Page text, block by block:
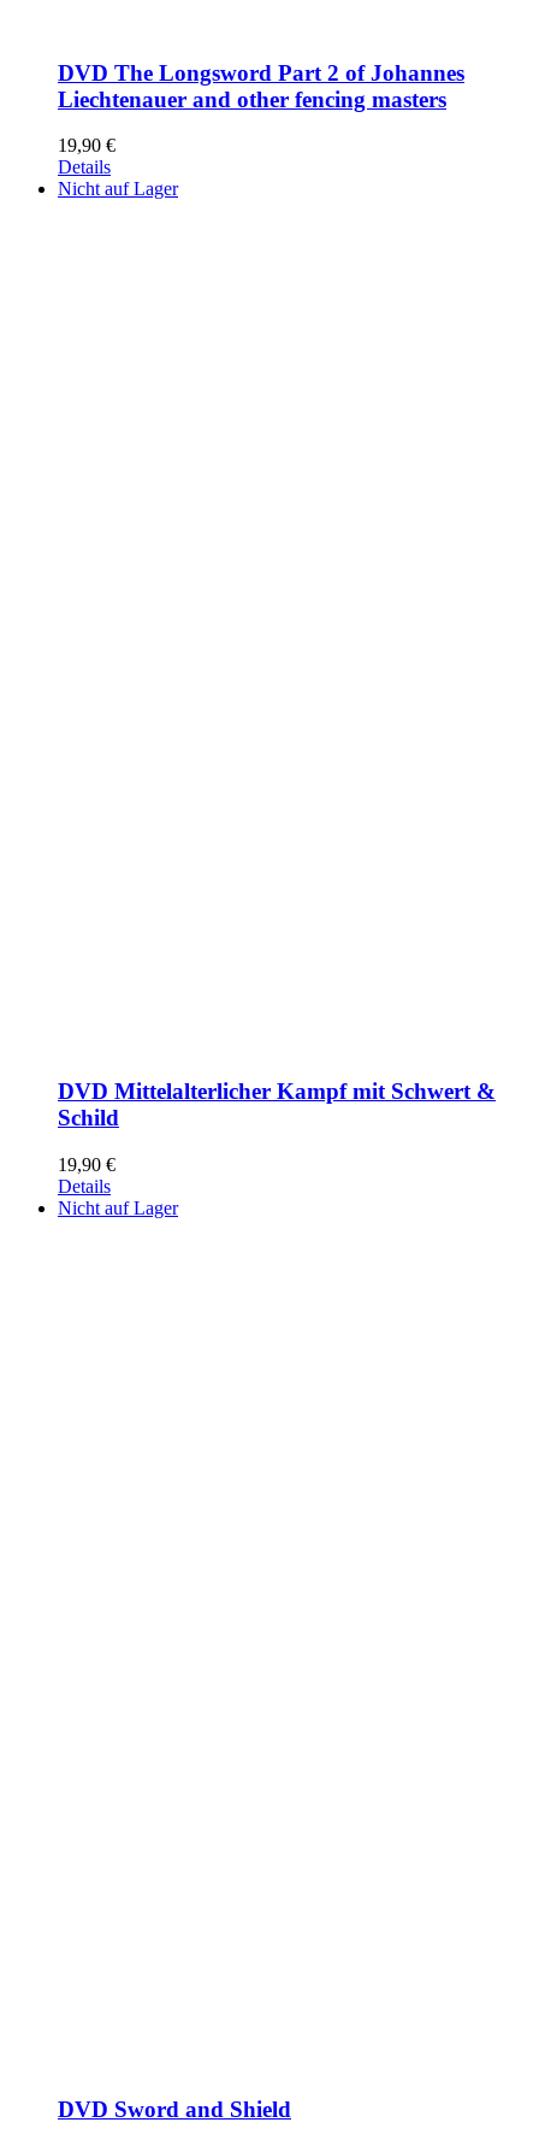
DVD The Longsword Part 2 of Johannes
Liechtenauer and other fencing masters
19,90 €
Details
Nicht auf Lager
DVD Mittelalterlicher Kampf mit Schwert &
Schild
19,90 €
Details
Nicht auf Lager
DVD Sword and Shield